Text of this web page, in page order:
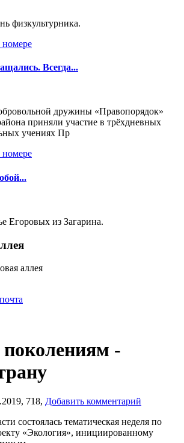
физкультурника.
Всегда...
дружины «Правопорядок»
приняли участие в трёхдневных
учениях Пр
Егоровых из Загарина.
-
718, Добавить комментарий
состоялась тематическая неделя по
«Экология», инициированному